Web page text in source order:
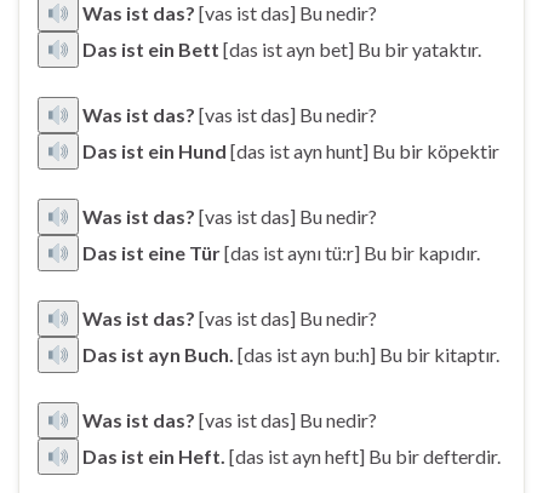
Was ist das? [vas ist das] Bu nedir?
Das ist ein Bett [das ist ayn bet] Bu bir yataktır.
Was ist das? [vas ist das] Bu nedir?
Das ist ein Hund [das ist ayn hunt] Bu bir köpektir
Was ist das? [vas ist das] Bu nedir?
Das ist eine Tür[das ist aynı tü:r] Bu bir kapıdır.
Was ist das? [vas ist das] Bu nedir?
Das ist ayn Buch. [das ist ayn bu:h] Bu bir kitaptır.
Was ist das? [vas ist das] Bu nedir?
Das ist ein Heft. [das ist ayn heft] Bu bir defterdir.